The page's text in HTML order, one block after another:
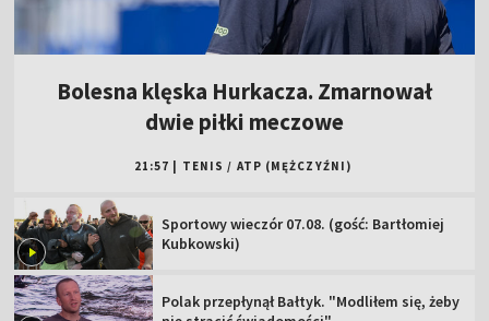
Bolesna klęska Hurkacza. Zmarnował
dwie piłki meczowe
21:57 TENIS / ATP (MĘŻCZYŹNI)
Sportowy wieczór 07.08. (gość: Bartłomiej
Kubkowski)
Polak przepłynął Bałtyk. "Modliłem się, żeby